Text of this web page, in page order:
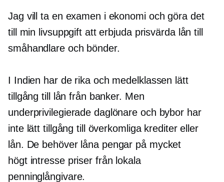
Jag vill ta en examen i ekonomi och göra det
till min livsuppgift att erbjuda prisvärda lån till
småhandlare och bönder.
I Indien har de rika och medelklassen lätt
tillgång till lån från banker. Men
underprivilegierade daglönare och bybor har
inte lätt tillgång till överkomliga krediter eller
lån. De behöver låna pengar på mycket
högt intressepriser från lokala
penninglångivare.